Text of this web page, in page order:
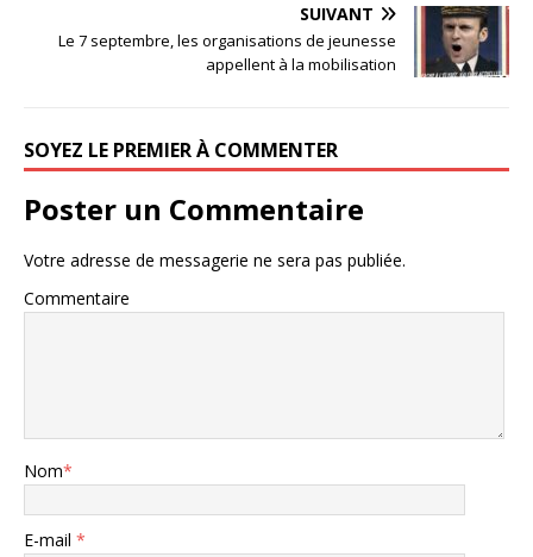
SUIVANT
Le 7 septembre, les organisations de jeunesse
appellent à la mobilisation
SOYEZ LE PREMIER À COMMENTER
Poster un Commentaire
Votre adresse de messagerie ne sera pas publiée.
Commentaire
Nom*
E-mail *